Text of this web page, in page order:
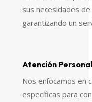
sus necesidades
garantizando un
Atención
Nos enfocamos en
específicas para